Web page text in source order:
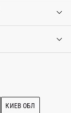
КИЕВ ОБЛ